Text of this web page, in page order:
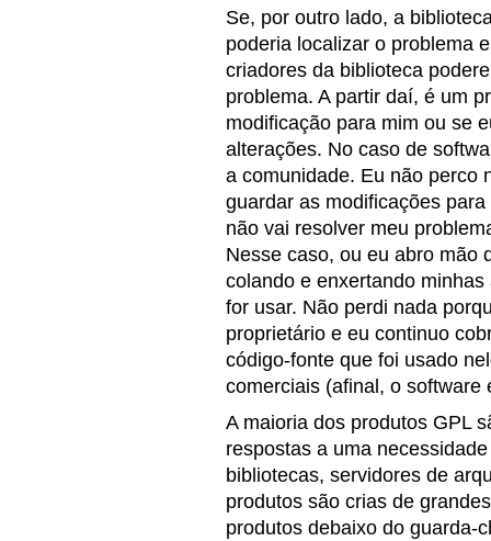
Se, por outro lado, a
poderia localizar o problema
criadores da biblioteca
problema. A partir daí, é um
modificação para mim ou se
alterações. No caso de
a comunidade. Eu não perco
guardar as modificações
não vai resolver meu
Nesse caso, ou eu abro mão
colando e enxertando
for usar. Não perdi nada
proprietário e eu continuo
código-fonte que foi usado
comerciais (afinal, o software
A maioria dos produtos GPL
respostas a uma
bibliotecas, servidores de
produtos são crias de
produtos debaixo do guarda-